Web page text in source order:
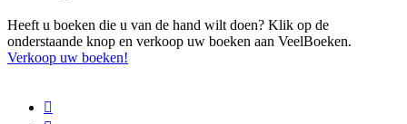
Heeft u boeken die u van de hand wilt doen? Klik op de
onderstaande knop en verkoop uw boeken aan VeelBoeken.
Verkoop uw boeken!